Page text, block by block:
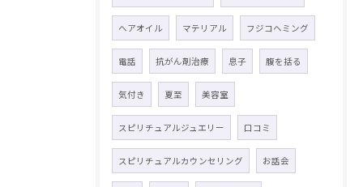
ヘアオイル マテリアル フジコヘミング
電話 抗がん剤治療 息子 腹を括る
気付き 夏至 美容室
スピリチュアルジュエリー 口コミ
スピリチュアルカウンセリング お話会